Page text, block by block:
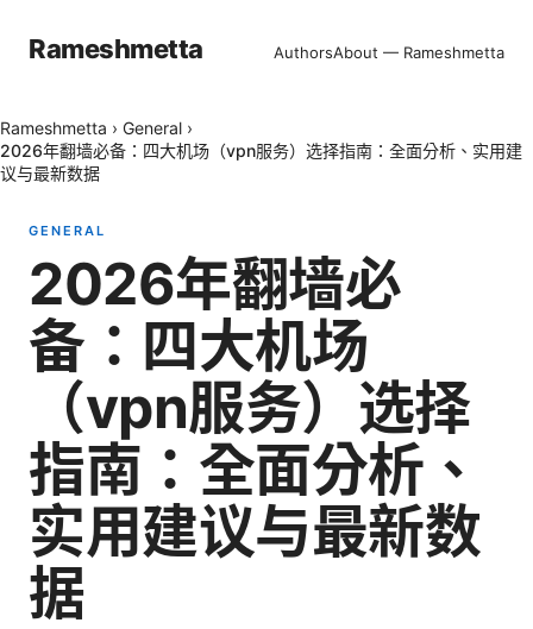
Rameshmetta AuthorsAbout — Rameshmetta
Rameshmetta › General ›
2026年翻墙必备：四大机场（vpn服务）选择指南：全面分析、实用建
议与最新数据
GENERAL
2026年翻墙必
备：四大机场
（vpn服务）选择
指南：全面分析、
实用建议与最新数
据